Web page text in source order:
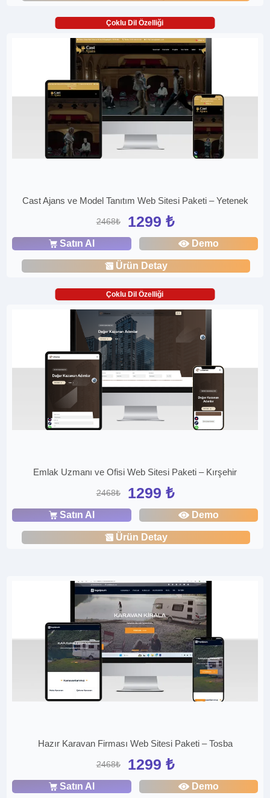
Çoklu Dil Özelliği
Cast Ajans ve Model Tanıtım Web Sitesi Paketi – Yetenek
2468₺ 1299 ₺
Satın Al Demo
Ürün Detay
Çoklu Dil Özelliği
Emlak Uzmanı ve Ofisi Web Sitesi Paketi – Kırşehir
2468₺ 1299 ₺
Satın Al Demo
Ürün Detay
Hazır Karavan Firması Web Sitesi Paketi – Tosba
2468₺ 1299 ₺
Satın Al Demo